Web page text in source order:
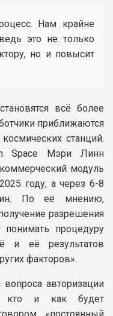
Нам крайне
это не только
но и повысит
всё более
приближаются
станций.
Space Мэри Линн
модуль
году, а через 6-8
По её мнению,
разрешения
процедуру
и её результатов
факторов».
авторизации
кто и как будет